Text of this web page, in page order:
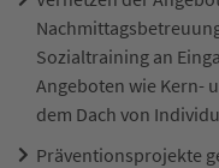
Sozialtraining an
Angeboten wie Kern-
dem Dach von
Präventionsprojekte